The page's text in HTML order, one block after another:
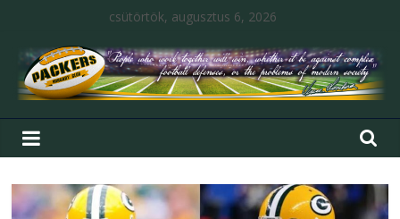
csütörtök, augusztus 6, 2026